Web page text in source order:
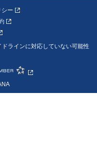
シー
ラインに対応していない可能性